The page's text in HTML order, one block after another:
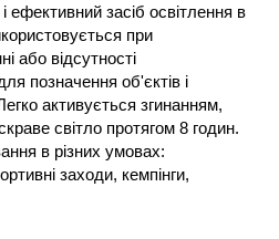
ефективний засіб освітлення в
при
або відсутності
позначення об'єктів і
активується згинанням,
світло протягом 8 годин.
в різних умовах:
заходи, кемпінги,